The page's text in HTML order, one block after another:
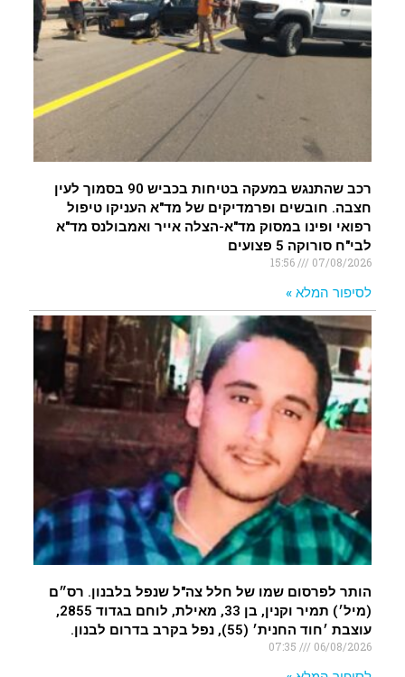
רכב שהתנגש במעקה בטיחות בכביש 90 בסמוך לעין
חצבה. חובשים ופרמדיקים של מד"א העניקו טיפול
רפואי ופינו במסוק מד"א-הצלה אייר ואמבולנס מד"א
לבי"ח סורוקה 5 פצועים
07/08/2026
15:56
לסיפור המלא »
הותר לפרסום שמו של חלל צה"ל שנפל בלבנון. רס״ם
(מיל׳) תמיר וקנין, בן 33, מאילת, לוחם בגדוד 2855,
עוצבת ׳חוד החנית׳ (55), נפל בקרב בדרום לבנון.
06/08/2026